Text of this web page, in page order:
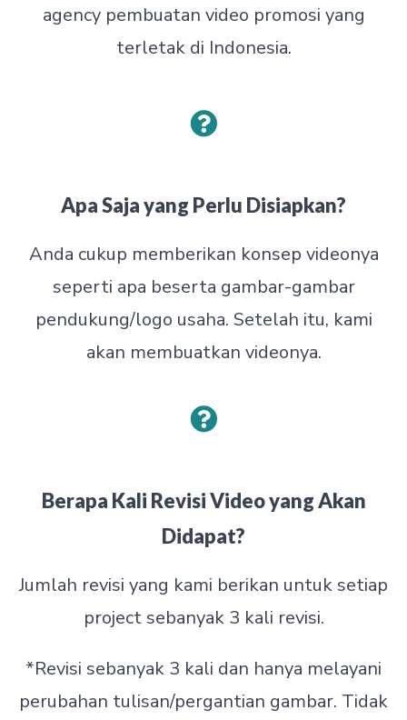
agency pembuatan video promosi yang
terletak di Indonesia.
Apa Saja yang Perlu Disiapkan?
Anda cukup memberikan konsep videonya
seperti apa beserta gambar-gambar
pendukung/logo usaha. Setelah itu, kami
akan membuatkan videonya.
Berapa Kali Revisi Video yang Akan
Didapat?
Jumlah revisi yang kami berikan untuk setiap
project sebanyak 3 kali revisi.
*Revisi sebanyak 3 kali dan hanya melayani
perubahan tulisan/pergantian gambar. Tidak